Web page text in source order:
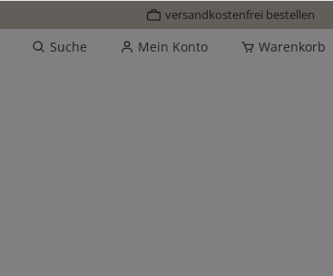
versandkostenfrei bestellen
Suche Mein Konto Warenkorb